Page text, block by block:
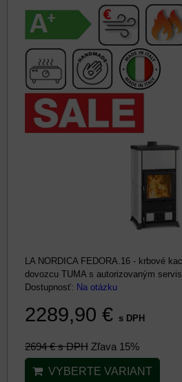
LA NORDICA FEDORA.16 - krbové
dovozcu TUMA s autorizovaným
Dostupnosť: Na otázku
2289,90 € s DPH
2694 €s DPH Zľava 15%
VYBERTE VARIANT